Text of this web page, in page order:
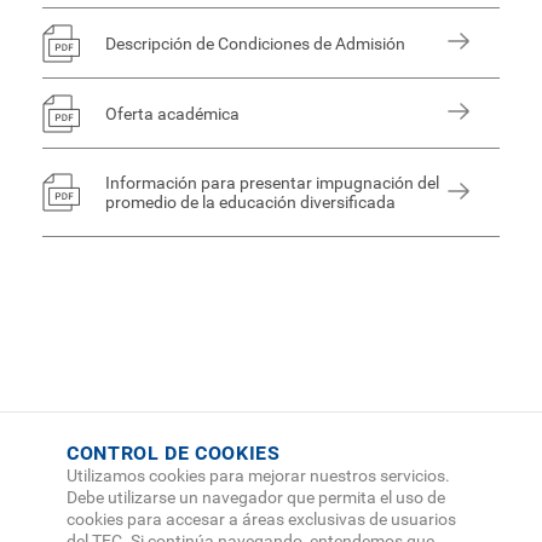
Descripción de Condiciones de Admisión
Oferta académica
Información para presentar impugnación del
promedio de la educación diversificada
CONTROL DE COOKIES
Utilizamos cookies para mejorar nuestros servicios.
Debe utilizarse un navegador que permita el uso de
cookies para accesar a áreas exclusivas de usuarios